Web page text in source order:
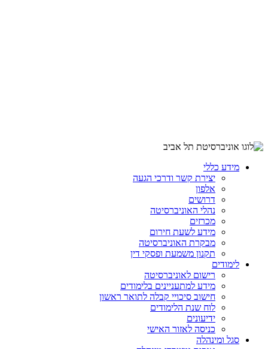
מידע כללי
יצירת קשר ודרכי הגעה
אלפון
דרושים
נהלי האוניברסיטה
מכרזים
מידע לשעת חירום
מבקרת האוניברסיטה
תקנון משמעת ופסקי דין
לימודים
רישום לאוניברסיטה
מידע למתעניינים בלימודים
חישוב סיכויי קבלה לתואר ראשון
לוח שנת הלימודים
ידיעונים
כניסה לאזור האישי
סגל ומינהלה